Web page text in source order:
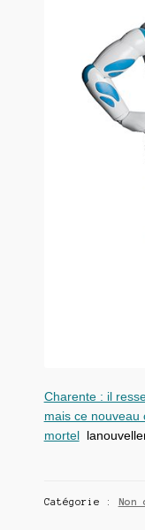
Charente : il
mais ce nouveau
mortel
Catégorie :